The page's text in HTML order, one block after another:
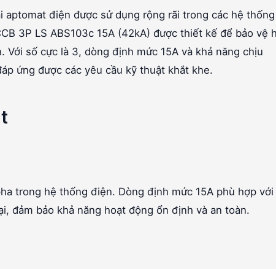
aptomat điện được sử dụng rộng rãi trong các hệ thống
3P LS ABS103c 15A (42kA) được thiết kế để bảo vệ
số cực là 3, dòng định mức 15A và khả năng chịu
ứng được các yêu cầu kỹ thuật khắt khe.
trong hệ thống điện. Dòng định mức 15A phù hợp với
đảm bảo khả năng hoạt động ổn định và an toàn.